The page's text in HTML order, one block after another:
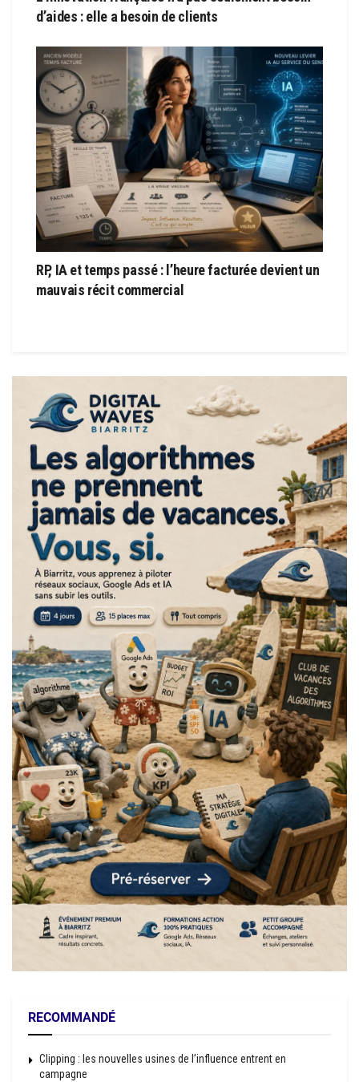
d’aides : elle a besoin de clients
RP, IA et temps passé : l’heure facturée devient un
mauvais récit commercial
RECOMMANDÉ
Clipping : les nouvelles usines de l’influence entrent en
campagne